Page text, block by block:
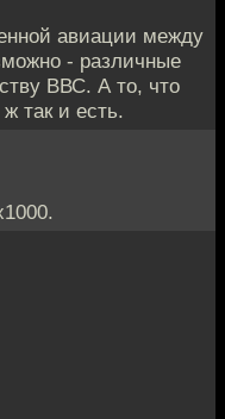
авиации между
- различные
ВВС. А то, что
так и есть.